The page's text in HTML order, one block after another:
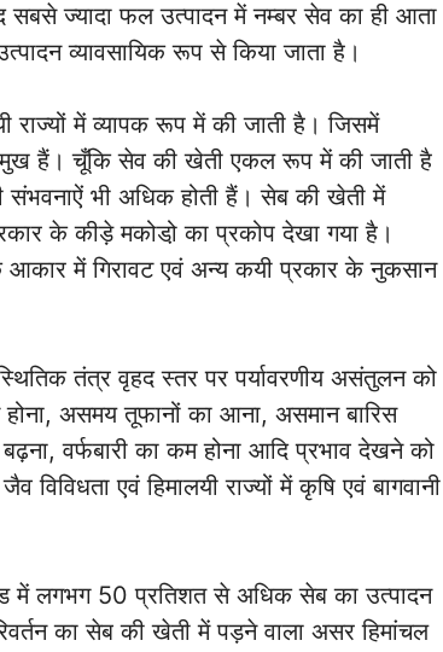
ज्यादा फल उत्पादन में नम्बर सेव का ही आता
व्यावसायिक रूप से किया जाता है।
राज्यों में व्यापक रूप में की जाती है। जिसमें
हैं। चूँकि सेव की खेती एकल रूप में की जाती है
संभवनाऐं भी अधिक होती हैं। सेब की खेती में
के कीड़े मकोडो़ का प्रकोप देखा गया है।
में गिरावट एवं अन्य कयी प्रकार के नुकसान
तंत्र वृहद स्तर पर पर्यावरणीय असंतुलन को
असमय तूफानों का आना, असमान बारिस
वर्फबारी का कम होना आदि प्रभाव देखने को
एवं हिमालयी राज्यों में कृषि एवं बागवानी
में लगभग 50 प्रतिशत से अधिक सेब का उत्पादन
का सेब की खेती में पड़ने वाला असर हिमांचल